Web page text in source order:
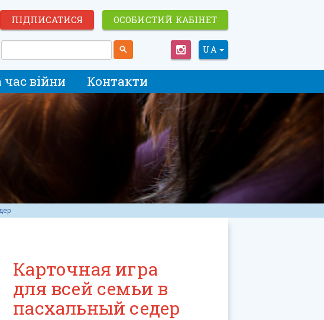
ПІДПИСАТИСЯ ОСОБИСТИЙ КАБІНЕТ
UA
час війни Контакти
Карточная игра
для всей семьи в
пасхальный седер